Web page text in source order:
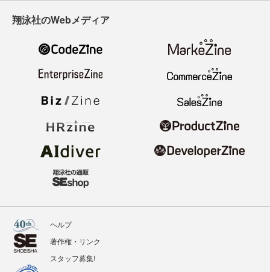
翔泳社のWebメディア
ヘルプ
著作権・リンク
スタッフ募集!